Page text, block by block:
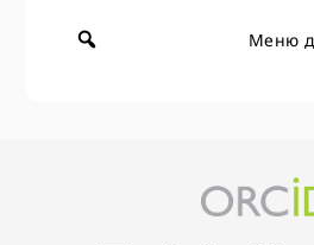
Меню